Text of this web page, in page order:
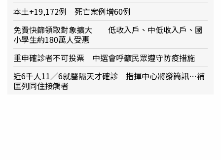
本土+19,172例 死亡案例增60例
免費快篩領取對象擴大 低收入戶、中低收入戶、國
小學生約180萬人受惠
重申確診者不可投票 中選會呼籲民眾遵守防疫措施
近6千人11／6就醫隔天才確診 指揮中心將發簡訊…補
匡列同住接觸者